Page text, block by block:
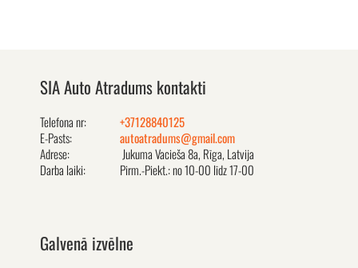
SIA Auto Atradums kontakti
Telefona nr:
+37128840125
E-Pasts:
autoatradums@gmail.com
Adrese:
Jukuma Vacieša 8a, Rīga, Latvija
Darba laiki:
Pirm.-Piekt.: no 10-00 līdz 17-00
Galvenā izvēlne